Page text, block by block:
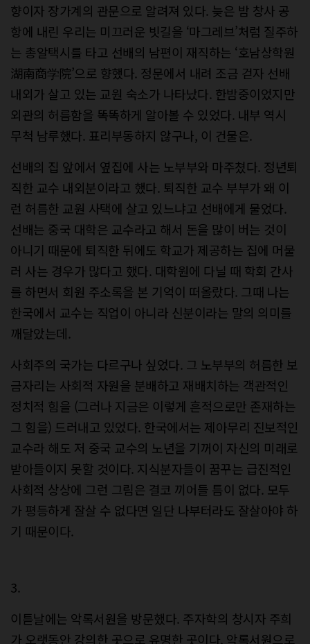
향이자 장가계의 관문으로 알려져 있다. 늦은 밤 창사 공
항에 내린 우리는 미끄러운 빗길을 ‘마그레브’처럼 질주하
는 총알택시를 타고 선배의 남편이 재직하는 ‘호남상학원
湖南商学院’으로 향했다. 정문에서 내려 조금 걷자 선배
내외가 살고 있는 교원 숙소가 나타났다. 한밤중이었지만
외관의 허름함을 똑똑하게 알아볼 수 있었다. 내부 역시
무척 남루했다. 표리부동하지 않구나, 이 건물은.
선배의 집 앞에서 옆집에 사는 노부부와 마주쳤다. 정년퇴
직한 교수 내외분이라고 했다. 퇴직한 교수 부부가 왜 이
런 허름한 교원 사택에 살고 있느냐고 선배에게 물었다.
선배는 중국 대학은 교수라고 해서 돈을 많이 버는 것이
아니기 때문에 퇴직한 뒤에도 학교가 제공하는 집에 머물
러 사는 경우가 많다고 했다. 대학원에 다닐 때 학회 간사
를 하면서 회원 주소록을 본 기억이 떠올랐다. 그때 나는
한국에서 교수는 직업이 아니라 신분이라는 말의 의미를
깨달았는데.
사회주의 국가는 다르구나 싶었다. 그 노부부의 허름한 보
금자리는 사회적 자원을 분배하고 재배치하는 객관적인
정치적 힘을 (그러나 지금은 이렇게 흔적으로만 존재하는
그 힘을) 드러내고 있었다. 한국에서는 제아무리 진보적인
교수라 해도 저 중국 교수의 노년을 기꺼이 자신의 미래로
받아들이지 못할 것이다. 지식분자들이 꿈꾸는 급진적인
사회적 상상에 그런 그림은 결코 끼어들 틈이 없다. 모두
가 평등하게 잘살 수 없다면 일단 나부터라도 잘살아야 하
기 때문이다.
3.
이튿날에는 악록서원을 방문했다. 주자학의 창시자 주희
가 오랫동안 강의한 곳으로 유명한 곳이다. 악록서원으로